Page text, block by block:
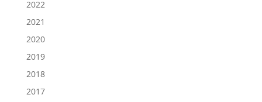
2022
2021
2020
2019
2018
2017